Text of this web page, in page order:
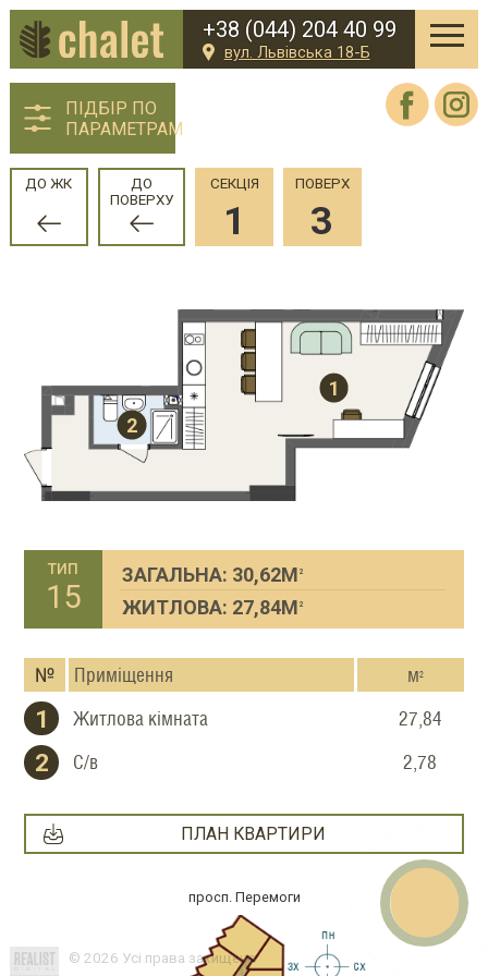
+38 (044) 204 40 99
вул. Львівська 18-Б
ПІДБІР ПО
ПАРАМЕТРАМ
ДО ЖК
ДО
ПОВЕРХУ
СЕКЦІЯ
1
ПОВЕРХ
3
1
2
тип
15
ЗАГАЛЬНА: 30,62М 2
ЖИТЛОВА: 27,84М 2
№ Приміщення м2
1 Житлова кімната 27,84
2 С/в 2,78
ПЛАН КВАРТИРИ
просп. Перемоги
© 2026 Усі права захищено
E-mail